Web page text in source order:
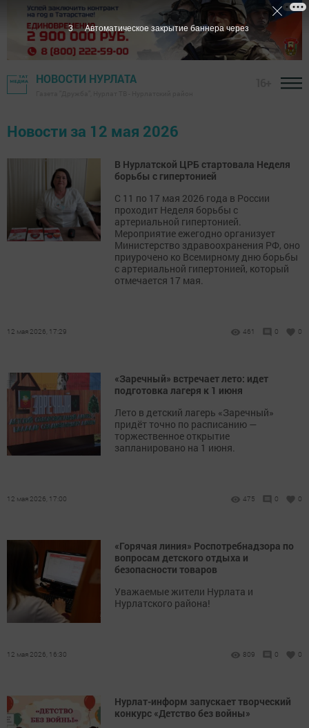
НОВОСТИ НУРЛАТА
Новости за 12 мая 2026
В Нурлатской ЦРБ стартовала Неделя
борьбы с гипертонией
С 11 по 17 мая 2026 года в России
проходит Неделя борьбы с
артериальной гипертонией.
Мероприятие ежегодно организует
Министерство здравоохранения РФ, оно
приурочено ко Всемирному дню борьбы
с артериальной гипертонией, который
отмечается 17 мая.
12 мая 2026, 17:29 461 0 0
«Заречный» встречает лето: идет
подготовка лагеря к 1 июня
Лето в детский лагерь «Заречный»
придёт точно по расписанию —
торжественное открытие
запланировано на 1 июня.
12 мая 2026, 17:00 475 0 0
«Горячая линия» Роспотребнадзора по
вопросам детского отдыха и
безопасности товаров
Уважаемые жители Нурлата и
Нурлатского района!
12 мая 2026, 16:30 809 0 0
Нурлат-информ запускает творческий
конкурс «Детство без войны»
2 Автоматическое закрытие баннера через